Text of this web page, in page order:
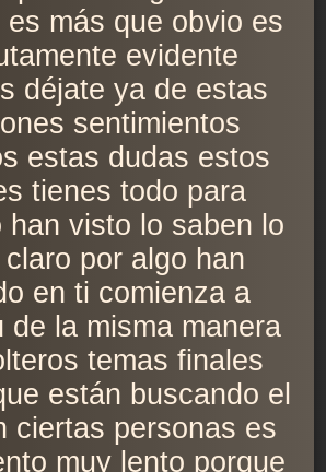
es más que obvio es
evidente
déjate ya de estas
sentimientos
estas dudas estos
tienes todo para
han visto lo saben lo
por algo han
en ti comienza a
de la misma manera
temas finales
están buscando el
ciertas personas es
muy lento porque